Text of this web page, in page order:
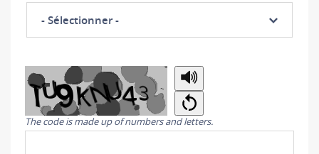
- Sélectionner -
Copy
the
The code is made up of numbers and letters.